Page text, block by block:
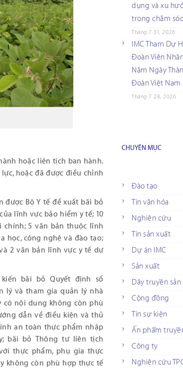
hoặc liên tịch ban hành.
hoặc đã được điều chỉnh
được Bộ Y tế đề xuất bãi bỏ
lĩnh vực bảo hiểm y tế; 10
chính; 5 văn bản thuộc lĩnh
học, công nghệ và đào tạo;
2 văn bản lĩnh vực y tế dự
bãi bỏ Quyết định số
lý và tham gia quản lý nhà
có nội dung không còn phù
dẫn về điều kiện và thủ
an toàn thực phẩm nhập
bãi bỏ Thông tư liên tịch
với thực phẩm, phụ gia thực
không còn phù hợp thực tế
dụng và xu
trong chăm
Tháng 7 31, 2026
IMC Tham Dự
Đoàn Viên
Năm Ngày
Đoàn Việt Nam
Tháng 7 28, 2026
CHUYÊN MỤC
Đào tạo
Tin văn hóa
Nghiên cứu
Tin sản xuất
Dự án IMC
Sản xuất
Dây truyền sản
Cộng đồng
Tin sự kiện
Ấn phẩm
Công ty
Nghiên cứu